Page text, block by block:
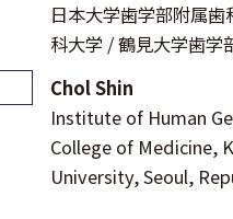
日本大学歯学部附属
科大学 / 鶴見大学歯学
Chol Shin
Institute of Human
College of Medicine,
University, Seoul,